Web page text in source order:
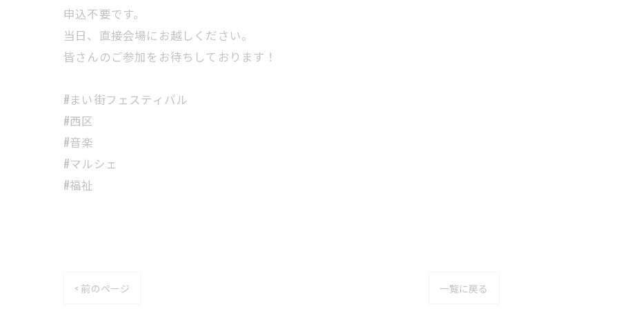
申込不要です。
当日、直接会場にお越しください。
皆さんのご参加をお待ちしております！
#まい街フェスティバル
#西区
#音楽
#マルシェ
#福祉
< 前のページ 一覧に戻る